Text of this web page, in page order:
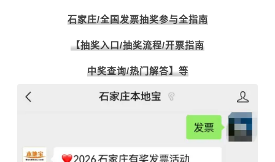
石家庄/全国发票抽奖参与全指南
【抽奖入口/抽奖流程/开票指南
中奖查询/热门解答】等